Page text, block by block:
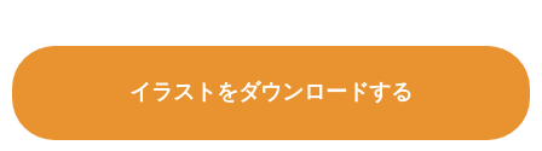
イラストをダウンロードする